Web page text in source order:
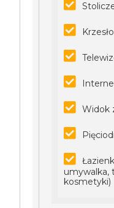
Krzesło
Widok
umywalka,
kosmetyki)